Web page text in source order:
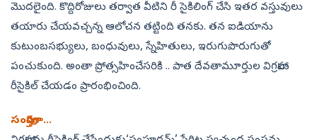
మొదలైంది. కొద్దిరోజులు తర్వాత వీటిని రీ సైకిలింగ్‌ చేసి ఇతర వస్తువులు
తయారు చేయవచ్చన్న ఆలోచన తట్టింది తనకు. తన ఐడియాను
కుటుంబసభ్యులు, బంధువులు, స్నేహితులు, ఇరుగుపొరుగుతో
పంచుకుంది. అంతా ప్రోత్సహించేసరికి .. పాత దేవతామూర్తుల విగ్రహాలు
రీసైకిల్‌ చేయడం ప్రారంభించింది.
సంపూర్తిగా...